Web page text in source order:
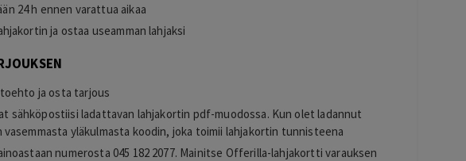
24 h ennen varattua aikaa
ja ostaa useamman lahjaksi
ja osta tarjous
sähköpostiisi ladattavan lahjakortin pdf-muodossa. Kun olet ladannut
yläkulmasta koodin, joka toimii lahjakortin tunnisteena
numerosta 045 182 2077. Mainitse Offerilla-lahjakortti varauksen